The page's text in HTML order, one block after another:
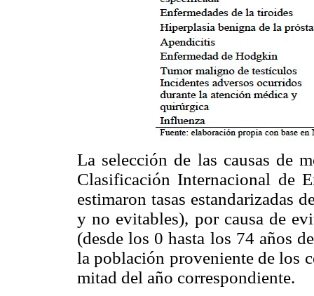
La selección de las causas de
Clasificación Internacional de
estimaron tasas estandarizadas
y no evitables), por causa de
(desde los 0 hasta los 74 años
la población proveniente de los
mitad del año correspondiente.